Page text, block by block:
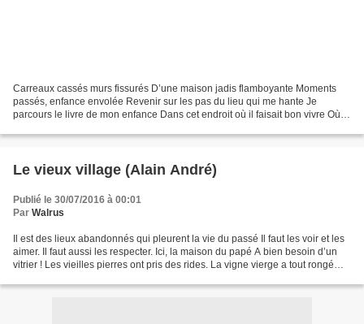
Carreaux cassés murs fissurés D’une maison jadis flamboyante Moments
passés, enfance envolée Revenir sur les pas du lieu qui me hante Je
parcours le livre de mon enfance Dans cet endroit où il faisait bon vivre Où le
Le vieux village (Alain André)
Publié le 30/07/2016 à 00:01
Par Walrus
Il est des lieux abandonnés qui pleurent la vie du passé Il faut les voir et les
aimer. Il faut aussi les respecter. Ici, la maison du papé A bien besoin d’un
vitrier ! Les vieilles pierres ont pris des rides. La vigne vierge a tout rongé